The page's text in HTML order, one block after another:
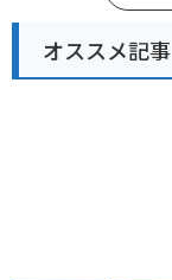
オススメ記事